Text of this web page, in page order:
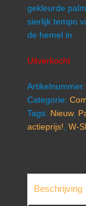
gekleurde
sierlijk tempo
de hemel in.
Uitverkocht
Artikelnummer:
Categorie:
Tags: Nieuw,
actieprijs! W-
Beschrijving